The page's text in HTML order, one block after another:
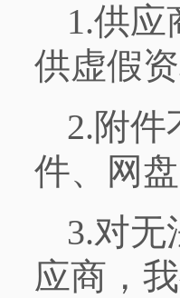
1.供
供虚假
2.附件
件、网
3.对
应商，